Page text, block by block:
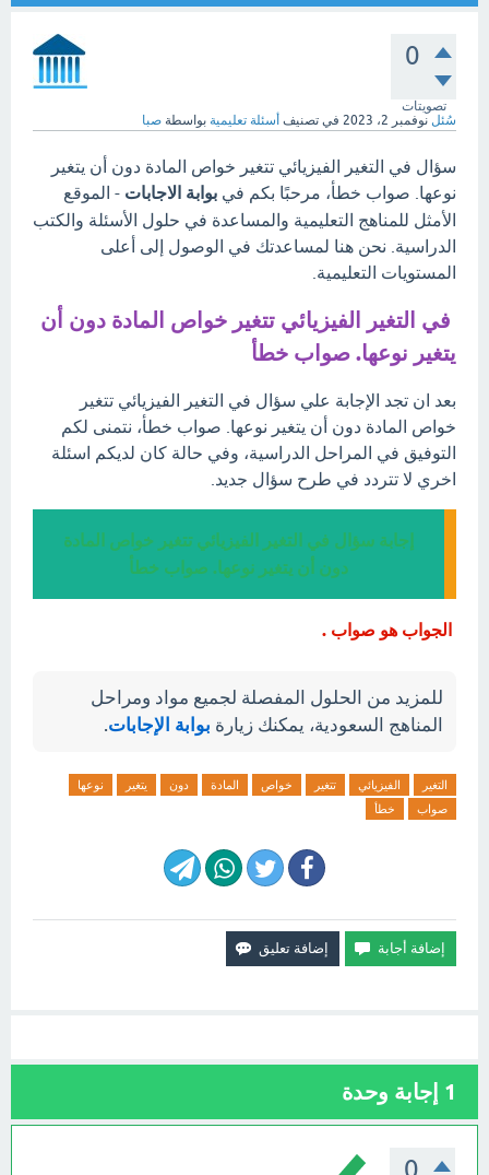
0
تصويتات
سُئل نوفمبر 2، 2023 في تصنيف أسئلة تعليمية بواسطة صبا
سؤال في التغير الفيزيائي تتغير خواص المادة دون أن يتغير
نوعها. صواب خطأ، مرحبًا بكم في بوابة الاجابات - الموقع
الأمثل للمناهج التعليمية والمساعدة في حلول الأسئلة والكتب
الدراسية. نحن هنا لمساعدتك في الوصول إلى أعلى
المستويات التعليمية.
في التغير الفيزيائي تتغير خواص المادة دون أن
يتغير نوعها. صواب خطأ
بعد ان تجد الإجابة علي سؤال في التغير الفيزيائي تتغير
خواص المادة دون أن يتغير نوعها. صواب خطأ، نتمنى لكم
التوفيق في المراحل الدراسية، وفي حالة كان لديكم اسئلة
اخري لا تتردد في طرح سؤال جديد.
إجابة سؤال في التغير الفيزيائي تتغير خواص المادة
دون أن يتغير نوعها. صواب خطأ
الجواب هو صواب .
للمزيد من الحلول المفصلة لجميع مواد ومراحل
المناهج السعودية، يمكنك زيارة بوابة الإجابات.
التغير الفيزيائي تتغير خواص المادة دون يتغير
نوعها
صواب
خطأ
1 إجابة وحدة